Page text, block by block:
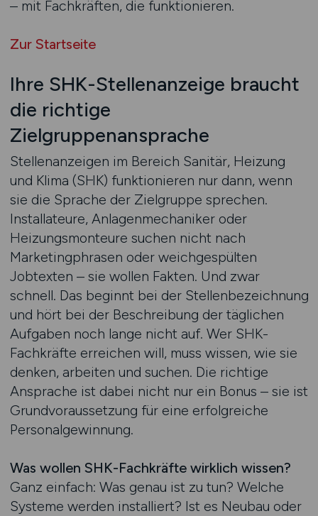
– mit Fachkräften, die funktionieren.
Zur Startseite
Ihre SHK-Stellenanzeige braucht
die richtige
Zielgruppenansprache
Stellenanzeigen im Bereich Sanitär, Heizung
und Klima (SHK) funktionieren nur dann, wenn
sie die Sprache der Zielgruppe sprechen.
Installateure, Anlagenmechaniker oder
Heizungsmonteure suchen nicht nach
Marketingphrasen oder weichgespülten
Jobtexten – sie wollen Fakten. Und zwar
schnell. Das beginnt bei der Stellenbezeichnung
und hört bei der Beschreibung der täglichen
Aufgaben noch lange nicht auf. Wer SHK-
Fachkräfte erreichen will, muss wissen, wie sie
denken, arbeiten und suchen. Die richtige
Ansprache ist dabei nicht nur ein Bonus – sie ist
Grundvoraussetzung für eine erfolgreiche
Personalgewinnung.
Was wollen SHK-Fachkräfte wirklich wissen?
Ganz einfach: Was genau ist zu tun? Welche
Systeme werden installiert? Ist es Neubau oder